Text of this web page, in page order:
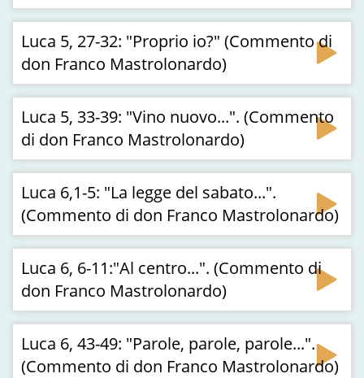
Luca 5, 27-32: "Proprio io?" (Commento di
don Franco Mastrolonardo)
Luca 5, 33-39: "Vino nuovo...". (Commento
di don Franco Mastrolonardo)
Luca 6,1-5: "La legge del sabato...".
(Commento di don Franco Mastrolonardo)
Luca 6, 6-11:"Al centro...". (Commento di
don Franco Mastrolonardo)
Luca 6, 43-49: "Parole, parole, parole...".
(Commento di don Franco Mastrolonardo)